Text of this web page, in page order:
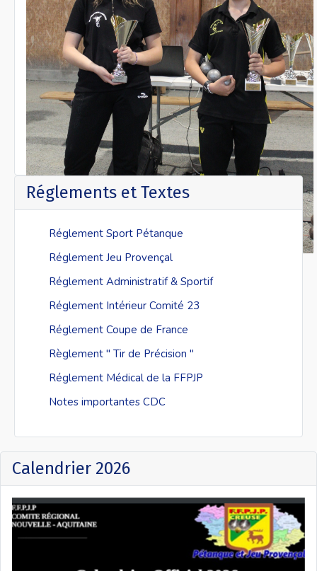
Réglements et Textes
Réglement Sport Pétanque
Réglement Jeu Provençal
Réglement Administratif & Sportif
Réglement Intérieur Comité 23
Réglement Coupe de France
Règlement " Tir de Précision "
Réglement Médical de la FFPJP
Notes importantes CDC
Calendrier 2026